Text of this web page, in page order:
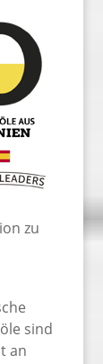
zu
sind
an